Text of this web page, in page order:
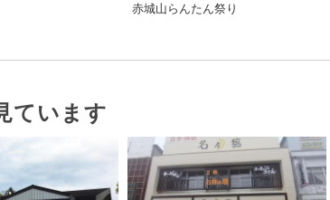
赤城山らんたん祭り
ています